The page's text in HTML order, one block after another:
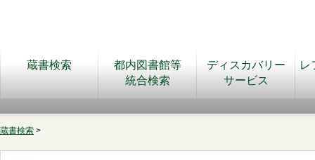
蔵書検索
都内図書館等
統合検索
ディスカバリー
サービス
レ
蔵書検索 >